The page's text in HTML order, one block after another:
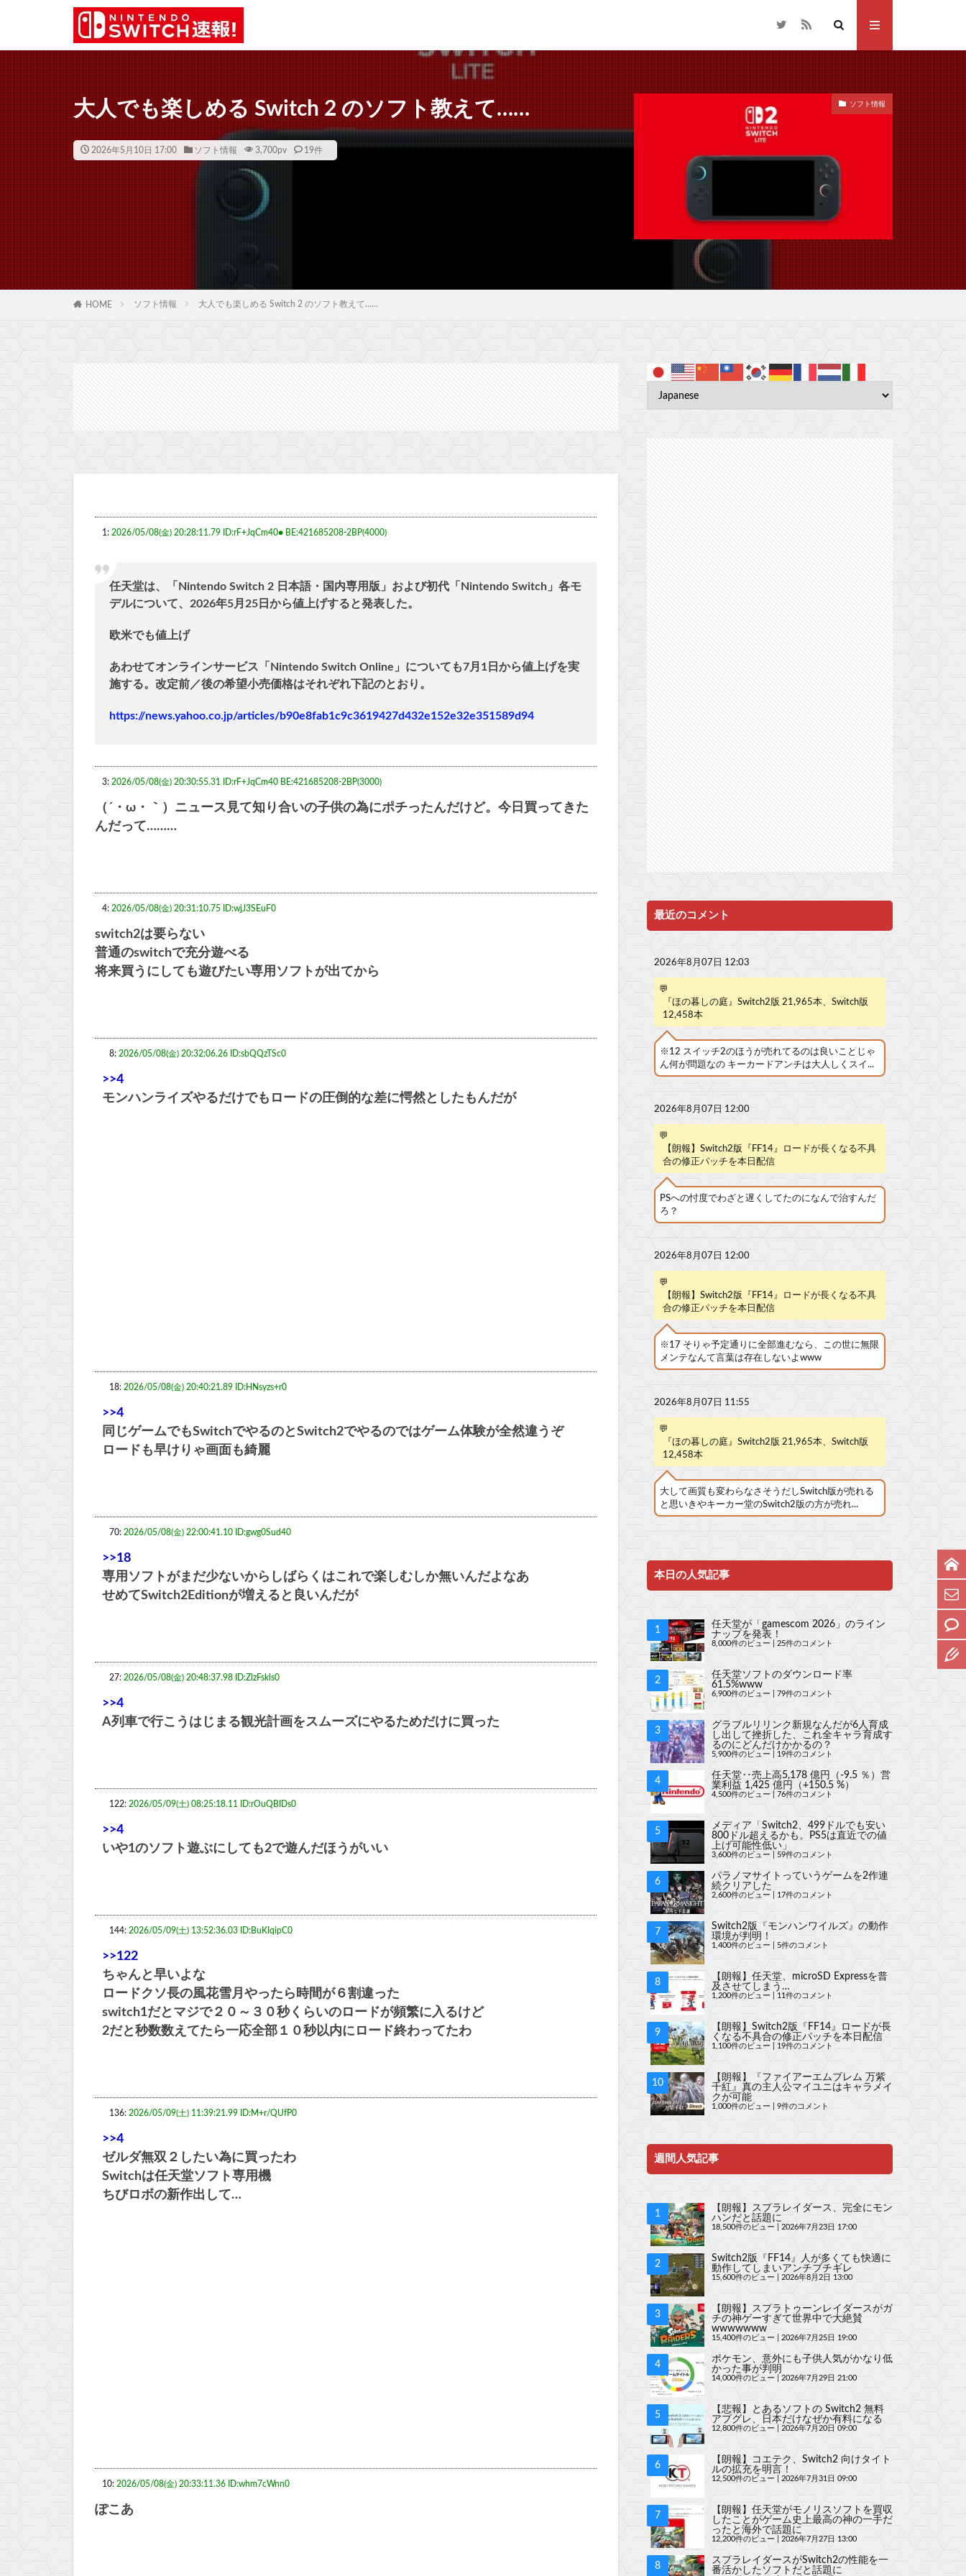
大人でも楽しめる Switch 2 のソフト教えて……
2026年5月10日 17:00 ソフト情報 3,700pv 19件
ソフト情報
HOME ソフト情報 大人でも楽しめる Switch 2 のソフト教えて……
1: 2026/05/08(金) 20:28:11.79 ID:rF+JqCm40● BE:421685208-2BP(4000)
任天堂は、「Nintendo Switch 2 日本語・国内専用版」および初代「Nintendo Switch」各モ
デルについて、2026年5月25日から値上げすると発表した。
欧米でも値上げ
あわせてオンラインサービス「Nintendo Switch Online」についても7月1日から値上げを実
施する。改定前／後の希望小売価格はそれぞれ下記のとおり。
https://news.yahoo.co.jp/articles/b90e8fab1c9c3619427d432e152e32e351589d94
3: 2026/05/08(金) 20:30:55.31 ID:rF+JqCm40 BE:421685208-2BP(3000)
（´・ω・｀）ニュース見て知り合いの子供の為にポチったんだけど。今日買ってきた
んだって………
4: 2026/05/08(金) 20:31:10.75 ID:wjJ3SEuF0
switch2は要らない
普通のswitchで充分遊べる
将来買うにしても遊びたい専用ソフトが出てから
8: 2026/05/08(金) 20:32:06.26 ID:sbQQzTSc0
>>4
モンハンライズやるだけでもロードの圧倒的な差に愕然としたもんだが
18: 2026/05/08(金) 20:40:21.89 ID:HNsyzs+r0
>>4
同じゲームでもSwitchでやるのとSwitch2でやるのではゲーム体験が全然違うぞ
ロードも早けりゃ画面も綺麗
70: 2026/05/08(金) 22:00:41.10 ID:gwg0Sud40
>>18
専用ソフトがまだ少ないからしばらくはこれで楽しむしか無いんだよなあ
せめてSwitch2Editionが増えると良いんだが
27: 2026/05/08(金) 20:48:37.98 ID:ZlzFskls0
>>4
A列車で行こうはじまる観光計画をスムーズにやるためだけに買った
122: 2026/05/09(土) 08:25:18.11 ID:rOuQBIDs0
>>4
いや1のソフト遊ぶにしても2で遊んだほうがいい
144: 2026/05/09(土) 13:52:36.03 ID:BuKIqipC0
>>122
ちゃんと早いよな
ロードクソ長の風花雪月やったら時間が６割違った
switch1だとマジで２０～３０秒くらいのロードが頻繁に入るけど
2だと秒数数えてたら一応全部１０秒以内にロード終わってたわ
136: 2026/05/09(土) 11:39:21.99 ID:M+r/QUfP0
>>4
ゼルダ無双２したい為に買ったわ
Switchは任天堂ソフト専用機
ちびロボの新作出して…
10: 2026/05/08(金) 20:33:11.36 ID:whm7cWnn0
ぽこあ
最近のコメント
2026年8月07日 12:03
💬
『ほの暮しの庭』Switch2版 21,965本、Switch版
12,458本
※12 スイッチ2のほうが売れてるのは良いことじゃ
ん何が問題なの キーカードアンチは大人しくスイ...
2026年8月07日 12:00
💬
【朗報】Switch2版『FF14』ロードが長くなる不具
合の修正パッチを本日配信
PSへの忖度でわざと遅くしてたのになんで治すんだ
ろ？
2026年8月07日 12:00
💬
【朗報】Switch2版『FF14』ロードが長くなる不具
合の修正パッチを本日配信
※17 そりゃ予定通りに全部進むなら、この世に無限
メンテなんて言葉は存在しないよwww
2026年8月07日 11:55
💬
『ほの暮しの庭』Switch2版 21,965本、Switch版
12,458本
大して画質も変わらなさそうだしSwitch版が売れる
と思いきやキーカー堂のSwitch2版の方が売れ...
本日の人気記事
任天堂が「gamescom 2026」のライン
ナップを発表！
8,000件のビュー| 25件のコメント
任天堂ソフトのダウンロード率
61.5%www
6,900件のビュー|79件のコメント
グラブルリリンク新規なんだが6人育成
し出して挫折した、これ全キャラ育成す
るのにどんだけかかるの？
5,900件のビュー 19件のコメント
任天堂‥売上高5,178 億円（-9.5 ％）営
業利益 1,425 億円（+150.5 %）
4,500件のビュー| 76件のコメント
メディア「Switch2、499ドルでも安い
800ドル超えるかも。PS5は直近での値
上げ可能性低い」
3,600件のビュー 59件のコメント
パラノマサイトっていうゲームを2作連
続クリアした
2,600件のビュー 17件のコメント
Switch2版『モンハンワイルズ』の動作
環境が判明！
1,400件のビュー 5件のコメント
【朗報】任天堂、microSD Expressを普
及させてしまう…
1,200件のビュー 11件のコメント
【朗報】Switch2版『FF14』ロードが長
くなる不具合の修正パッチを本日配信
1,100件のビュー 19件のコメント
【朗報】『ファイアーエムブレム 万紫
千紅』真の主人公マイユニはキャラメイ
クが可能
1,000件のビュー 9件のコメント
週間人気記事
【朗報】スプラレイダース、完全にモン
ハンだと話題に
18,500件のビュー 2026年7月23日 17:00
Switch2版『FF14』人が多くても快適に
動作してしまいアンチブチギレ
15,600件のビュー 2026年8月2日 13:00
【朗報】スプラトゥーンレイダースがガ
チの神ゲーすぎて世界中で大絶賛
wwwwwww
15,400件のビュー 2026年7月25日 19:00
ポケモン、意外にも子供人気がかなり低
かった事が判明
14,000件のビュー 2026年7月29日 21:00
【悲報】とあるソフトの Switch2 無料
アプグレ、日本だけなぜか有料になる
12,800件のビュー 2026年7月20日 09:00
【朗報】コエテク、Switch2 向けタイト
ルの拡充を明言！
12,500件のビュー 2026年7月31日 09:00
【朗報】任天堂がモノリスソフトを買収
したことがゲーム史上最高の神の一手だ
ったと海外で話題に
12,200件のビュー 2026年7月27日 13:00
スプラレイダースがSwitch2の性能を一
番活かしたソフトだと話題に